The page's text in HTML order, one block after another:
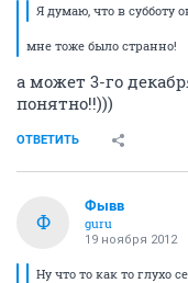
Я думаю, что в субботу
мне тоже было странно!
а может 3-го
понятно!!)))
ОТВЕТИТЬ
Ф
Фывв
guru
19 ноября 2012
Ну что то как то глухо